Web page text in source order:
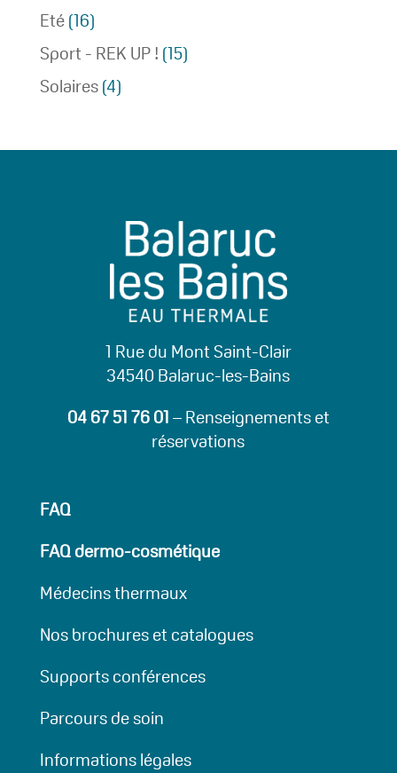
Eté (16)
Sport - REK UP ! (15)
Solaires (4)
1 Rue du Mont Saint-Clair
34540 Balaruc-les-Bains
04 67 51 76 01– Renseignements et
réservations
FAQ
FAQ dermo-cosmétique
Médecins thermaux
Nos brochures et catalogues
Supports conférences
Parcours de soin
Informations légales